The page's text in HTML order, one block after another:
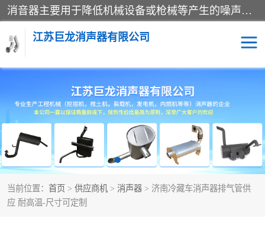
消音器主要用于降低机械设备或枪械等产生的噪声。它通过阻尼或增加排气面积来降低排气速度和功率，从而降低噪声。常见的消音器类型包括阻性消声器、抗性消声器、共振消声器以及阻抗复合式消声器等。这些消音器各有特点，适用于不同频率的噪声消除。
江苏巨龙消声器有限公司
当前位置： 首页 > 供应商机 > 消声器 > 济南冷藏车消声器排气管供
应 耐高温-尺寸可定制
消声器